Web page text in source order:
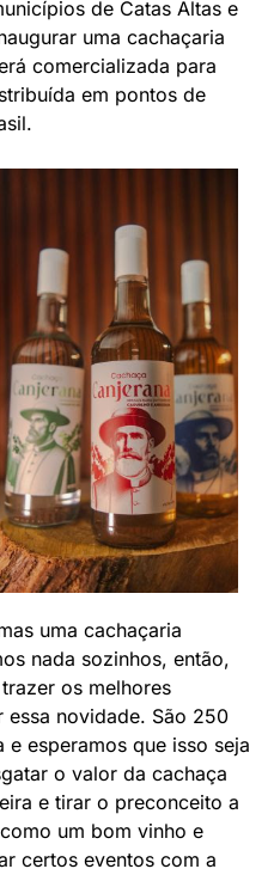
de Catas Altas e
uma cachaçaria
comercializada para
em pontos de
uma cachaçaria
nada sozinhos, então,
os melhores
essa novidade. São 250
esperamos que isso seja
o valor da cachaça
e tirar o preconceito a
um bom vinho e
certos eventos com a